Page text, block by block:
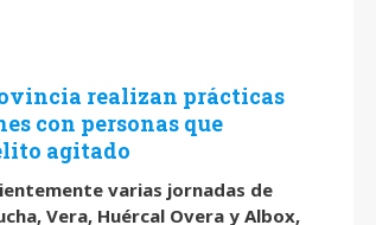
realizan prácticas
con personas que
agitado
varias jornadas de
Vera, Huércal Overa y Albox,